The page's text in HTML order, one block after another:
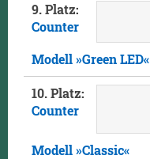
9. Platz:
Counter
Modell »Green LED«
10. Platz:
Counter
Modell »Classic«